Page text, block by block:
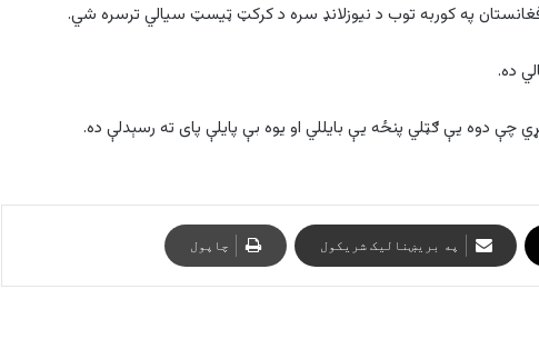
په کوربه توب د نیوزلانډ سره د کرکټ ټیسټ سیالي ترسره شي.
ده.
چې دوه یې ګټلي پنځه یې بایللي او یوه بې پایلې پای ته رسېدلې ده.
په بریښنالیک شریکول چاپول